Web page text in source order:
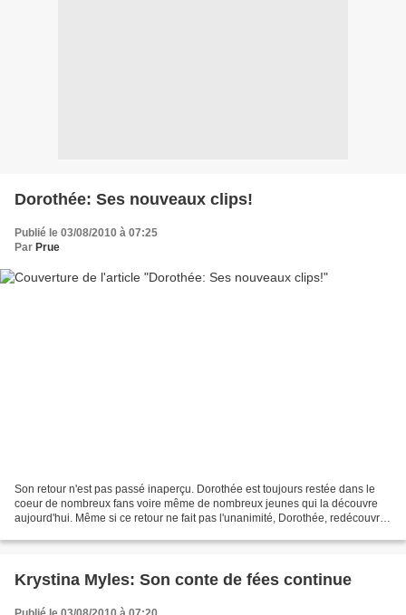
Dorothée: Ses nouveaux clips!
Publié le 03/08/2010 à 07:25
Par Prue
Son retour n'est pas passé inaperçu. Dorothée est toujours restée dans le
coeur de nombreux fans voire même de nombreux jeunes qui la découvre
aujourd'hui. Même si ce retour ne fait pas l'unanimité, Dorothée, redécouvre
Krystina Myles: Son conte de fées continue